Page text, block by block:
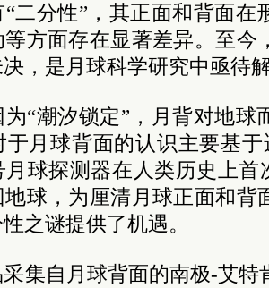
二分性”，其正面和背面在
等方面存在显著差异。至今
，是月球科学研究中亟待
“潮汐锁定”，月背对地球
月球背面的认识主要基于
月球探测器在人类历史上首
球，为厘清月球正面和背
之谜提供了机遇。
集自月球背面的南极-艾特